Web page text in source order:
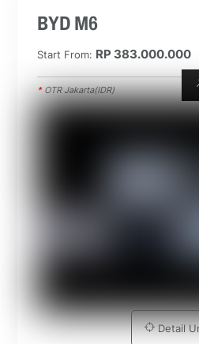
BYD M6
Start From: RP 383.000.000
* OTR Jakarta(IDR)
Detail